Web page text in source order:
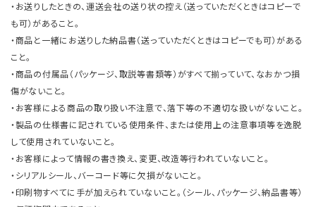
・お送りしたときの、運送会社の送り状の控え（送っていただくときはコピーで
も可）があること。
・商品と一緒にお送りした納品書（送っていただくときはコピーでも可）がある
こと。
・商品の付属品（パッケージ、取説等書類等）がすべて揃っていて、なおかつ損
傷がないこと。
・お客様による商品の取り扱い不注意で、落下等の不適切な扱いがないこと。
・製品の仕様書に記されている使用条件、または使用上の注意事項等を逸脱
して使用されていないこと。
・お客様によって情報の書き換え、変更、改造等行われていないこと。
・シリアルシール、バーコード等に欠損がないこと。
・印刷物すべてに手が加えられていないこと。（シール、パッケージ、納品書等）